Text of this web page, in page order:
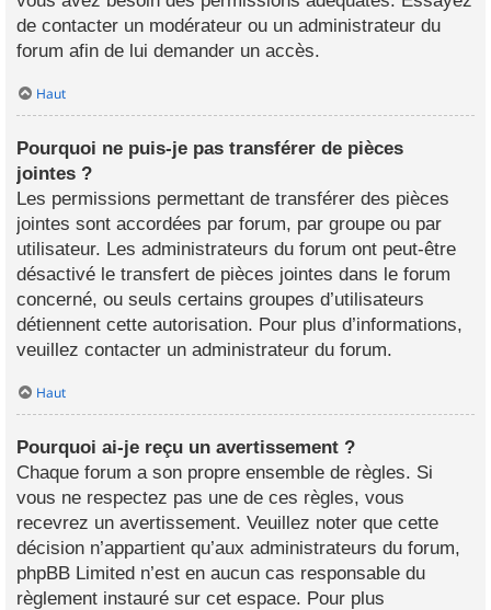
de contacter un modérateur ou un administrateur du
forum afin de lui demander un accès.
Haut
Pourquoi ne puis-je pas transférer de pièces
jointes ?
Les permissions permettant de transférer des pièces
jointes sont accordées par forum, par groupe ou par
utilisateur. Les administrateurs du forum ont peut-être
désactivé le transfert de pièces jointes dans le forum
concerné, ou seuls certains groupes d’utilisateurs
détiennent cette autorisation. Pour plus d’informations,
veuillez contacter un administrateur du forum.
Haut
Pourquoi ai-je reçu un avertissement ?
Chaque forum a son propre ensemble de règles. Si
vous ne respectez pas une de ces règles, vous
recevrez un avertissement. Veuillez noter que cette
décision n’appartient qu’aux administrateurs du forum,
phpBB Limited n’est en aucun cas responsable du
règlement instauré sur cet espace. Pour plus